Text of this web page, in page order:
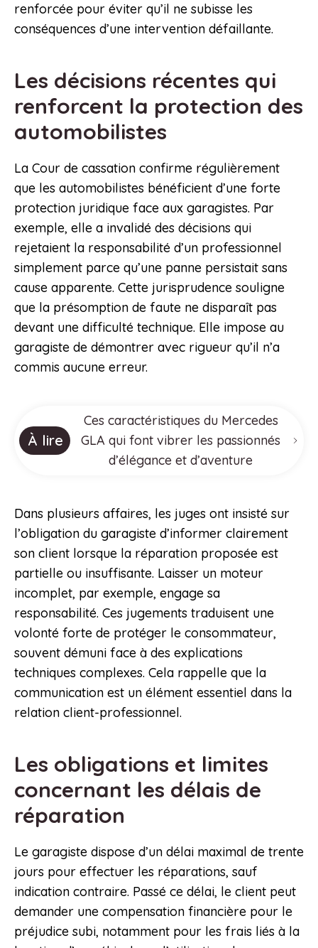
renforcée pour éviter qu’il ne subisse les
conséquences d’une intervention défaillante.
Les décisions récentes qui
renforcent la protection des
automobilistes
La Cour de cassation confirme régulièrement
que les automobilistes bénéficient d’une forte
protection juridique face aux garagistes. Par
exemple, elle a invalidé des décisions qui
rejetaient la responsabilité d’un professionnel
simplement parce qu’une panne persistait sans
cause apparente. Cette jurisprudence souligne
que la présomption de faute ne disparaît pas
devant une difficulté technique. Elle impose au
garagiste de démontrer avec rigueur qu’il n’a
commis aucune erreur.
À lire
Ces caractéristiques du Mercedes
GLA qui font vibrer les passionnés
d’élégance et d’aventure
Dans plusieurs affaires, les juges ont insisté sur
l’obligation du garagiste d’informer clairement
son client lorsque la réparation proposée est
partielle ou insuffisante. Laisser un moteur
incomplet, par exemple, engage sa
responsabilité. Ces jugements traduisent une
volonté forte de protéger le consommateur,
souvent démuni face à des explications
techniques complexes. Cela rappelle que la
communication est un élément essentiel dans la
relation client-professionnel.
Les obligations et limites
concernant les délais de
réparation
Le garagiste dispose d’un délai maximal de trente
jours pour effectuer les réparations, sauf
indication contraire. Passé ce délai, le client peut
demander une compensation financière pour le
préjudice subi, notamment pour les frais liés à la